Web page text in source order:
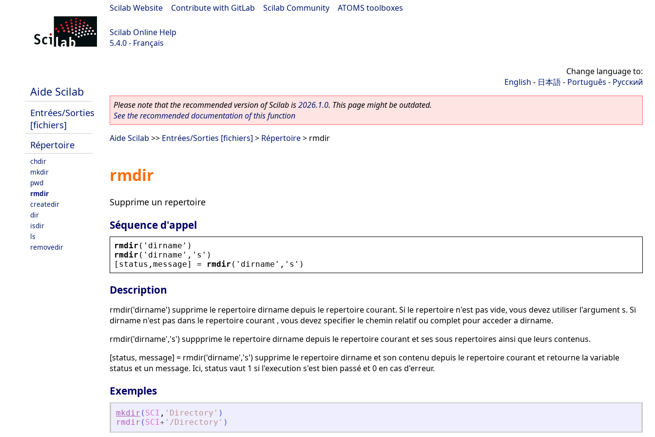
Scilab Website Contribute with GitLab Scilab Community ATOMS toolboxes
Scilab Online Help
5.4.0 - Français
Aide Scilab
Entrées/Sorties
[fichiers]
Répertoire
chdir
mkdir
pwd
rmdir
createdir
dir
isdir
ls
removedir
Change language to:
English - 日本語- Português - Русский
Please note that the recommended version of Scilab is2026.1.0. This page might be outdated.
See the recommended documentation of this function
Aide Scilab >> Entrées/Sorties [fichiers] > Répertoire> rmdir
rmdir
Supprime un repertoire
Séquence d'appel
rmdir ( ' dirname ' )
rmdir ( ' dirname ' , ' s ' )
[ status , message] = rmdir ( ' dirname ' , ' s ' )
Description
rmdir('dirname') supprime le repertoire dirname depuis le repertoire courant. Si le repertoire n'est pas vide, vous devez utiliser l'argument s. Si
dirname n'est pas dans le repertoire courant , vous devez specifier le chemin relatif ou complet pour acceder a dirname.
rmdir('dirname','s') suppprime le repertoire dirname depuis le repertoire courant et ses sous repertoires ainsi que leurs contenus.
[status, message] = rmdir('dirname','s') supprime le repertoire dirname et son contenu depuis le repertoire courant et retourne la variable
status et un message. Ici, status vaut 1 si l'execution s'est bien passé et 0 en cas d'erreur.
Exemples
mkdir ( SCI , ' Directory ' )
rmdir ( SCI+ ' /Directory ' )